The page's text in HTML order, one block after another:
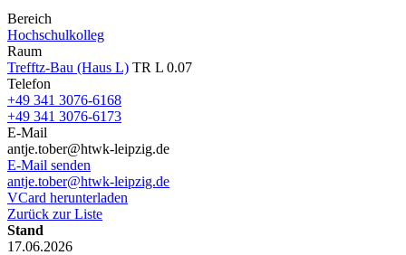
Bereich
Hochschulkolleg
Raum
Trefftz-Bau (Haus L) TR L 0.07
Telefon
+49 341 3076-6168
+49 341 3076-6173
E-Mail
antje.tober@htwk-leipzig.de
E-Mail senden
antje.tober@htwk-leipzig.de
VCard herunterladen
Zurück zur Liste
Stand
17.06.2026